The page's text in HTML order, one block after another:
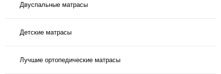
Двуспальные матрасы
Детские матрасы
Лучшие ортопедические матрасы